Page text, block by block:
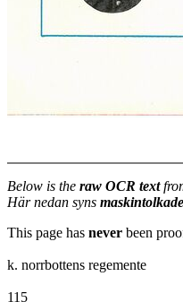
Below is the raw OCR text
Här nedan syns
This page has never been
k. norrbottens regemente
115